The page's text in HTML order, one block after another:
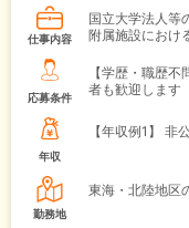
仕事内容
国立大学法人等
附属施設におけ
応募条件
【学歴・職歴
者も歓迎します
年収
【年収例1】 非
勤務地
東海・北陸地区